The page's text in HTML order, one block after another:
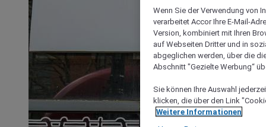
Wenn Sie der Verwendung von
verarbeitet Accor Ihre E-Mail-
Version, kombiniert mit Ihren
auf Webseiten Dritter und in
abgeglichen werden, über die
Abschnitt "Gezielte Werbung“
Sie können Ihre Auswahl
klicken, die über den Link
Weitere Informationen